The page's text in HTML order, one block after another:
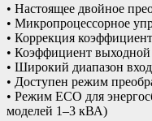
• Настоящее двойное
• Микропроцессорное
• Коррекция
• Коэффициент
• Широкий диапазон
• Доступен режим
• Режим ECO для
моделей 1–3 кВА)